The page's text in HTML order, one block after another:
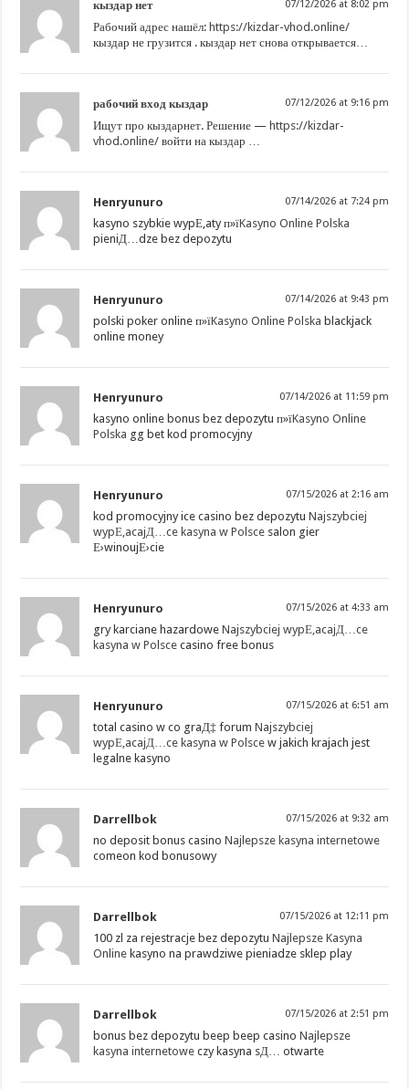
кыздар нет 07/12/2026 at 8:02 pm
Рабочий адрес нашёл: https://kizdar-vhod.online/
кыздар не грузится . кыздар нет снова открывается…
рабочий вход кыздар 07/12/2026 at 9:16 pm
Ищут про кыздарнет. Решение — https://kizdar-
vhod.online/ войти на кыздар …
Henryunuro 07/14/2026 at 7:24 pm
kasyno szybkie wypЕ‚aty п»їKasyno Online Polska
pieniД…dze bez depozytu
Henryunuro 07/14/2026 at 9:43 pm
polski poker online п»їKasyno Online Polska blackjack
online money
Henryunuro 07/14/2026 at 11:59 pm
kasyno online bonus bez depozytu п»їKasyno Online
Polska gg bet kod promocyjny
Henryunuro 07/15/2026 at 2:16 am
kod promocyjny ice casino bez depozytuNajszybciej
wypЕ‚acajД…ce kasyna w Polsce salon gier
Е›winoujЕ›cie
Henryunuro 07/15/2026 at 4:33 am
gry karciane hazardoweNajszybciej wypЕ‚acajД…ce
kasyna w Polsce casino free bonus
Henryunuro 07/15/2026 at 6:51 am
total casino w co graД‡ forumNajszybciej
wypЕ‚acajД…ce kasyna w Polsce w jakich krajach jest
legalne kasyno
Darrellbok 07/15/2026 at 9:32 am
no deposit bonus casinoNajlepsze kasyna internetowe
comeon kod bonusowy
Darrellbok 07/15/2026 at 12:11 pm
100 zl za rejestracje bez depozytuNajlepsze Kasyna
Online kasyno na prawdziwe pieniadze sklep play
Darrellbok 07/15/2026 at 2:51 pm
bonus bez depozytu beep beep casinoNajlepsze
kasyna internetowe czy kasyna sД… otwarte